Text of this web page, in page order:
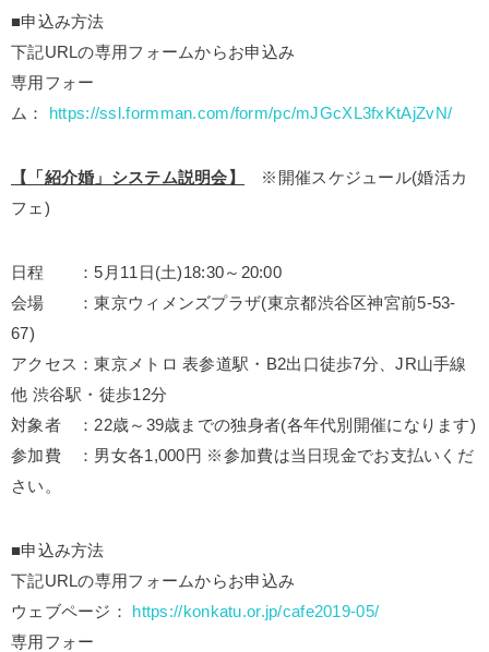
■申込み方法
下記URLの専用フォームからお申込み
専用フォー
ム：
https://ssl.formman.com/form/pc/mJGcXL3fxKtAjZvN/
【「紹介婚」システム説明会】
※開催スケジュール(婚活カ
フェ)
日程 ：5月11日(土)18:30～20:00
会場 ：東京ウィメンズプラザ(東京都渋谷区神宮前5-53-
67)
アクセス：東京メトロ 表参道駅・B2出口徒歩7分、JR山手線
他 渋谷駅・徒歩12分
対象者 ：22歳～39歳までの独身者(各年代別開催になります)
参加費 ：男女各1,000円 ※参加費は当日現金でお支払いくだ
さい。
■申込み方法
下記URLの専用フォームからお申込み
ウェブページ：
https://konkatu.or.jp/cafe2019-05/
専用フォー